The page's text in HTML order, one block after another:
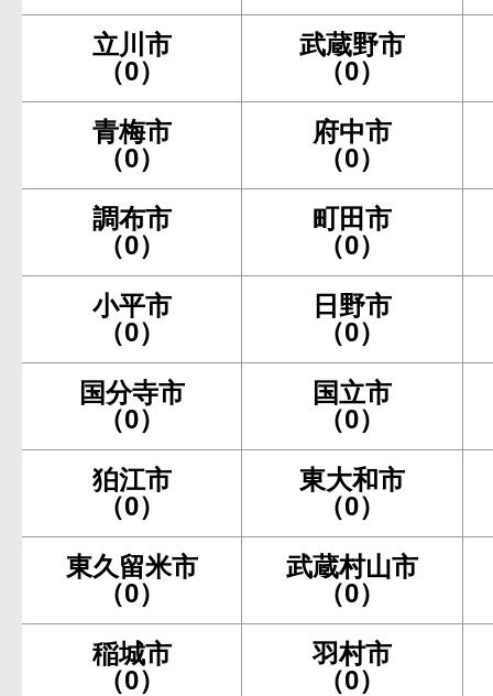
立川市
（0）
武蔵野市
（0）
青梅市
（0）
府中市
（0）
調布市
（0）
町田市
（0）
小平市
（0）
日野市
（0）
国分寺市
（0）
国立市
（0）
狛江市
（0）
東大和市
（0）
東久留米市
（0）
武蔵村山市
（0）
稲城市
（0）
羽村市
（0）